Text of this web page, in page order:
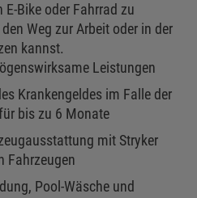
E-Bike oder Fahrrad zu
Weg zur Arbeit oder in der
kannst.
Leistungen
Krankengeldes im Falle der
bis zu 6 Monate
mit Stryker
Fahrzeugen
Pool-Wäsche und